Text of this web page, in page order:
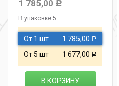
1 785,00 Р
В упаковке 5
От 1 шт 1 785,00 Р
От 5 шт 1 677,00 Р
В КОРЗИНУ